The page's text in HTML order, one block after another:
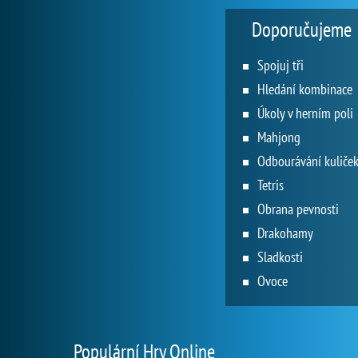
Doporučujeme
Spojuj tři
Hledání kombinace
Úkoly v herním poli
Mahjong
Odbourávání kuliček
Tetris
Obrana pevnosti
Drakohamy
Sladkosti
Ovoce
Populární Hry Online